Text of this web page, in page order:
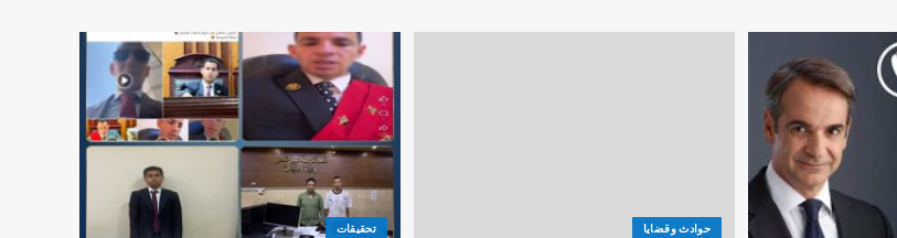
حوادث وقضايا تحقيقات